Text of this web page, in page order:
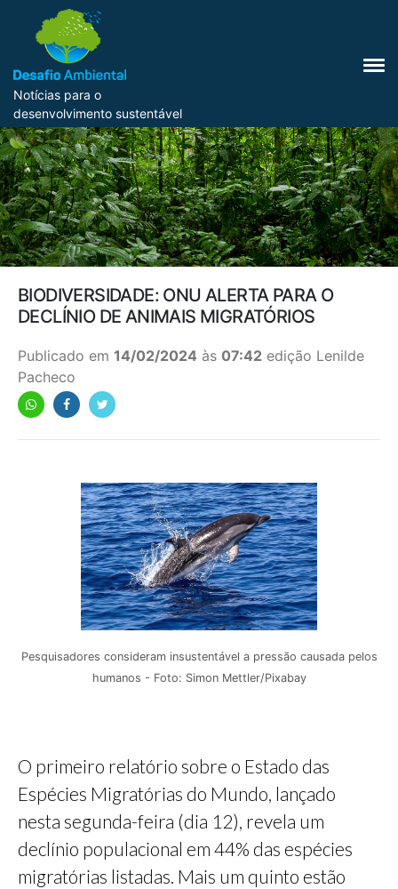
Notícias para o
desenvolvimento sustentável
BIODIVERSIDADE: ONU ALERTA PARA O
DECLÍNIO DE ANIMAIS MIGRATÓRIOS
Publicado em 14/02/2024 às 07:42 edição Lenilde
Pacheco
Pesquisadores consideram insustentável a pressão causada pelos
humanos - Foto: Simon Mettler/Pixabay
O primeiro relatório sobre o Estado das
Espécies Migratórias do Mundo, lançado
nesta segunda-feira (dia 12), revela um
declínio populacional em 44% das espécies
migratórias listadas. Mais um quinto estão